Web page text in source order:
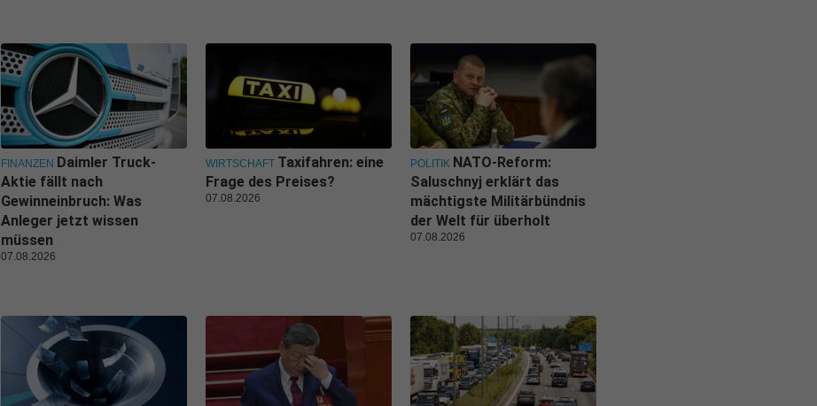
FINANZEN Daimler Truck-
Aktie fällt nach
Gewinneinbruch: Was
Anleger jetzt wissen
müssen
07.08.2026
WIRTSCHAFT Taxifahren: eine
Frage des Preises?
07.08.2026
POLITIK NATO-Reform:
Saluschnyj erklärt das
mächtigste Militärbündnis
der Welt für überholt
07.08.2026